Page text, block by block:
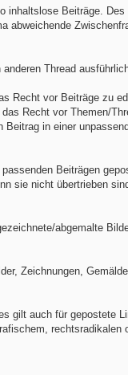
inhaltslose Beiträge. Des
abweichende
Thread
Recht vor Beiträge zu
Recht vor Themen/
Beitrag in einer
Beiträgen
sie nicht übertrieben
abgemalte
Zeichnungen,
gilt auch für gepostete
rechtsradikalen